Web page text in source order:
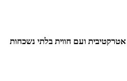
ועם חווית בלתי נשכחות